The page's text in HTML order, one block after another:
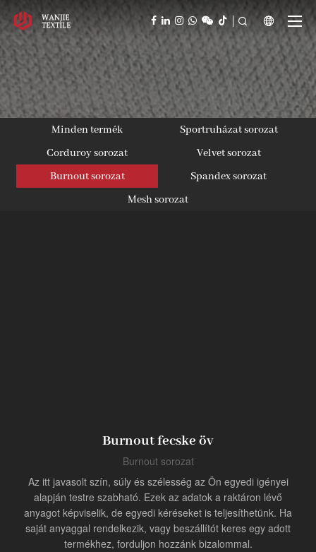
  
Minden termék
Sportruházat sorozat
Corduroy sorozat
Velvet sorozat
Burnout sorozat
Spandex sorozat
Mesh sorozat
Burnout fecske öv
Burnout sorozat
Az itt javasolt szín, súly és szélesség az Ön egyedi igényei
alapján testre szabható. Ezek az adatok a raktáron lévő
anyagot képviselik, de egyedi kéréseket is teljesíthetünk. Ha
saját anyaggal rendelkezik, vagy beszállítót keres egy adott
termékhez, forduljon hozzánk bizalommal.